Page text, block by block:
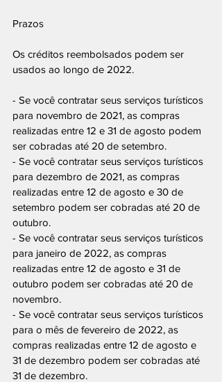
Prazos
Os créditos reembolsados ​​podem ser
usados ​​ao longo de 2022.
- Se você contratar seus serviços turísticos
para novembro de 2021, as compras
realizadas entre 12 e 31 de agosto podem
ser cobradas até 20 de setembro.
- Se você contratar seus serviços turísticos
para dezembro de 2021, as compras
realizadas entre 12 de agosto e 30 de
setembro podem ser cobradas até 20 de
outubro.
- Se você contratar seus serviços turísticos
para janeiro de 2022, as compras
realizadas entre 12 de agosto e 31 de
outubro podem ser cobradas até 20 de
novembro.
- Se você contratar seus serviços turísticos
para o mês de fevereiro de 2022, as
compras realizadas entre 12 de agosto e
31 de dezembro podem ser cobradas até
31 de dezembro.